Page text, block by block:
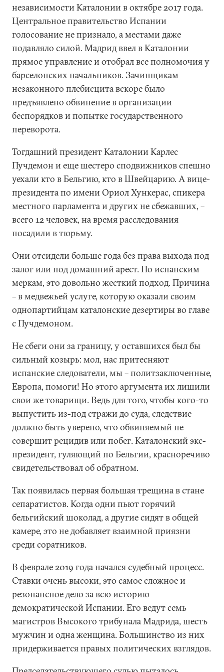
независимости Каталонии в октябре 2017 года.
Центральное правительство Испании
голосование не признало, а местами даже
подавляло силой. Мадрид ввел в Каталонии
прямое управление и отобрал все полномочия у
барселонских начальников. Зачинщикам
незаконного плебисцита вскоре было
предъявлено обвинение в организации
беспорядков и попытке государственного
переворота.
Тогдашний президент Каталонии Карлес
Пучдемон и еще шестеро сподвижников спешно
уехали кто в Бельгию, кто в Швейцарию. А вице-
президента по имени Ориол Хункерас, спикера
местного парламента и других не сбежавших, –
всего 12 человек, на время расследования
посадили в тюрьму.
Они отсидели больше года без права выхода под
залог или под домашний арест. По испанским
меркам, это довольно жесткий подход. Причина
– в медвежьей услуге, которую оказали своим
однопартийцам каталонские дезертиры во главе
с Пучдемоном.
Не сбеги они за границу, у оставшихся был бы
сильный козырь: мол, нас притесняют
испанские следователи, мы – политзаключенные,
Европа, помоги! Но этого аргумента их лишили
свои же товарищи. Ведь для того, чтобы кого-то
выпустить из-под стражи до суда, следствие
должно быть уверено, что обвиняемый не
совершит рецидив или побег. Каталонский экс-
президент, гуляющий по Бельгии, красноречиво
свидетельствовал об обратном.
Так появилась первая большая трещина в стане
сепаратистов. Когда одни пьют горячий
бельгийский шоколад, а другие сидят в общей
камере, это не добавляет взаимной приязни
среди соратников.
В феврале 2019 года начался судебный процесс.
Ставки очень высоки, это самое сложное и
резонансное дело за всю историю
демократической Испании. Его ведут семь
магистров Высокого трибунала Мадрида, шесть
мужчин и одна женщина. Большинство из них
придерживается правых политических взглядов.